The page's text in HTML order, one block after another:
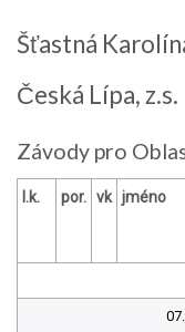
Šťastná
Česká Lípa, z.s.
Závody pro
l.k. por. vk jméno